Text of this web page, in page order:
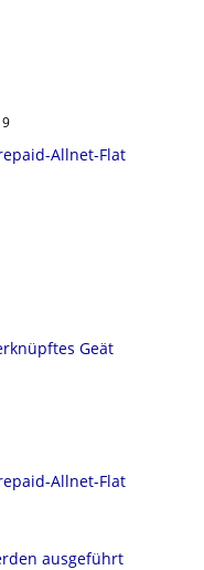
Allnet-Flat
Geät
Allnet-Flat
ausgeführt